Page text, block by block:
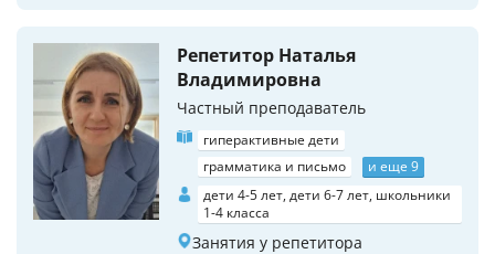
Репетитор Наталья
Владимировна
Частный преподаватель
гиперактивные дети
грамматика и письмо
и еще 9
дети 4-5 лет, дети 6-7 лет, школьники
1-4 класса
Занятия у репетитора